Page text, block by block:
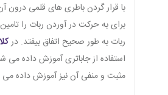
با قرار گردن باطری های قلمی درون آن
برای به حرکت در آوردن ربات را
ربات به طور صحیح اتفاق بیفتد. در
استفاده از جاباتری آموزش داده می
مثبت و منفی آن نیز آموزش داده